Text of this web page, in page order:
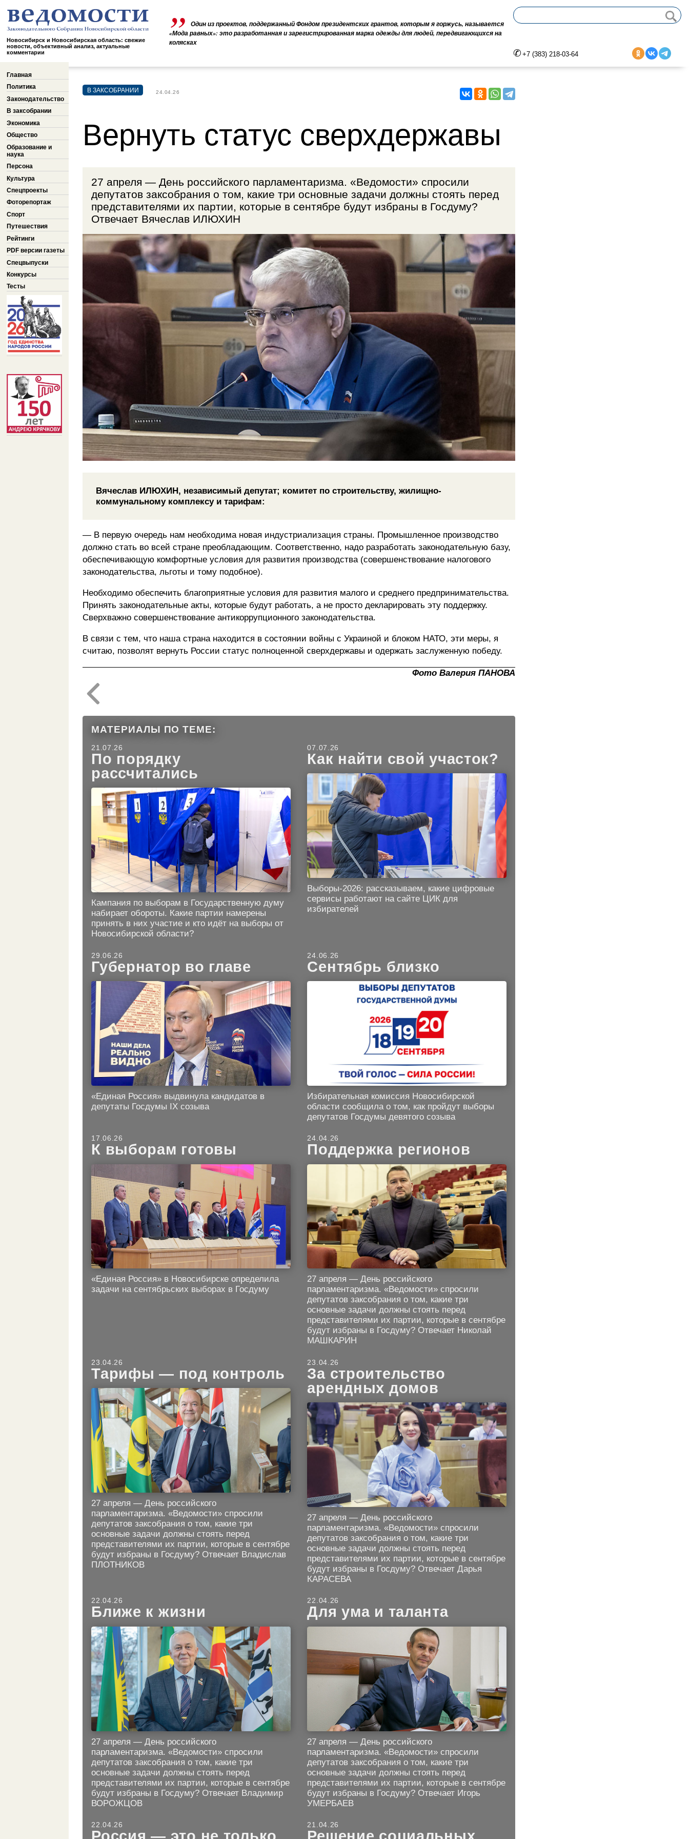
Новосибирск и Новосибирская область: свежие
новости, объективный анализ, актуальные
комментарии
Один из проектов, поддержанный Фондом президентских грантов, которым я горжусь, называется
«Мода равных»: это разработанная и зарегистрированная марка одежды для людей, передвигающихся на
колясках
+7 (383) 218-03-64
Главная
Политика
Законодательство
В заксобрании
Экономика
Общество
Образование и
наука
Персона
Культура
Спецпроекты
Фоторепортаж
Спорт
Путешествия
Рейтинги
PDF версии газеты
Спецвыпуски
Конкурсы
Тесты
В ЗАКСОБРАНИИ 24.04.26
Вернуть статус сверхдержавы
27 апреля — День российского парламентаризма. «Ведомости» спросили
депутатов заксобрания о том, какие три основные задачи должны стоять перед
представителями их партии, которые в сентябре будут избраны в Госдуму?
Отвечает Вячеслав ИЛЮХИН
Вячеслав ИЛЮХИН, независимый депутат; комитет по строительству, жилищно-
коммунальному комплексу и тарифам:
— В первую очередь нам необходима новая индустриализация страны. Промышленное производство
должно стать во всей стране преобладающим. Соответственно, надо разработать законодательную базу,
обеспечивающую комфортные условия для развития производства (совершенствование налогового
законодательства, льготы и тому подобное).
Необходимо обеспечить благоприятные условия для развития малого и среднего предпринимательства.
Принять законодательные акты, которые будут работать, а не просто декларировать эту поддержку.
Сверхважно совершенствование антикоррупционного законодательства.
В связи с тем, что наша страна находится в состоянии войны с Украиной и блоком НАТО, эти меры, я
считаю, позволят вернуть России статус полноценной сверхдержавы и одержать заслуженную победу.
Фото Валерия ПАНОВА
МАТЕРИАЛЫ ПО ТЕМЕ:
21.07.26
По порядку
рассчитались
Кампания по выборам в Государственную думу
набирает обороты. Какие партии намерены
принять в них участие и кто идёт на выборы от
Новосибирской области?
07.07.26
Как найти свой участок?
Выборы-2026: рассказываем, какие цифровые
сервисы работают на сайте ЦИК для
избирателей
29.06.26
Губернатор во главе
«Единая Россия» выдвинула кандидатов в
депутаты Госдумы IX созыва
24.06.26
Сентябрь близко
Избирательная комиссия Новосибирской
области сообщила о том, как пройдут выборы
депутатов Госдумы девятого созыва
17.06.26
К выборам готовы
«Единая Россия» в Новосибирске определила
задачи на сентябрьских выборах в Госдуму
24.04.26
Поддержка регионов
27 апреля — День российского
парламентаризма. «Ведомости» спросили
депутатов заксобрания о том, какие три
основные задачи должны стоять перед
представителями их партии, которые в сентябре
будут избраны в Госдуму? Отвечает Николай
МАШКАРИН
23.04.26
Тарифы — под контроль
27 апреля — День российского
парламентаризма. «Ведомости» спросили
депутатов заксобрания о том, какие три
основные задачи должны стоять перед
представителями их партии, которые в сентябре
будут избраны в Госдуму? Отвечает Владислав
ПЛОТНИКОВ
23.04.26
За строительство
арендных домов
27 апреля — День российского
парламентаризма. «Ведомости» спросили
депутатов заксобрания о том, какие три
основные задачи должны стоять перед
представителями их партии, которые в сентябре
будут избраны в Госдуму? Отвечает Дарья
КАРАСЕВА
22.04.26
Ближе к жизни
27 апреля — День российского
парламентаризма. «Ведомости» спросили
депутатов заксобрания о том, какие три
основные задачи должны стоять перед
представителями их партии, которые в сентябре
будут избраны в Госдуму? Отвечает Владимир
ВОРОЖЦОВ
22.04.26
Для ума и таланта
27 апреля — День российского
парламентаризма. «Ведомости» спросили
депутатов заксобрания о том, какие три
основные задачи должны стоять перед
представителями их партии, которые в сентябре
будут избраны в Госдуму? Отвечает Игорь
УМЕРБАЕВ
22.04.26 21.04.26